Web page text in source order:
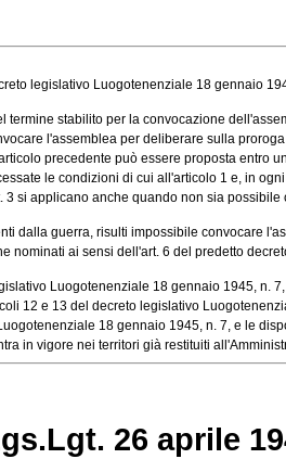
legislativo Luogotenenziale 18 gennaio
stabilito per la convocazione
l'assemblea per deliberare sulla
precedente può essere proposta entro
le condizioni di cui all'articolo 1 e, in
si applicano anche quando non sia possibile
dalla guerra, risulti impossibile convocare
ai sensi dell'art. 6 del predetto
Luogotenenziale 18 gennaio 1945, n.
12 e 13 del decreto legislativo
18 gennaio 1945, n. 7, e le
in vigore nei territori già restituiti
26 aprile